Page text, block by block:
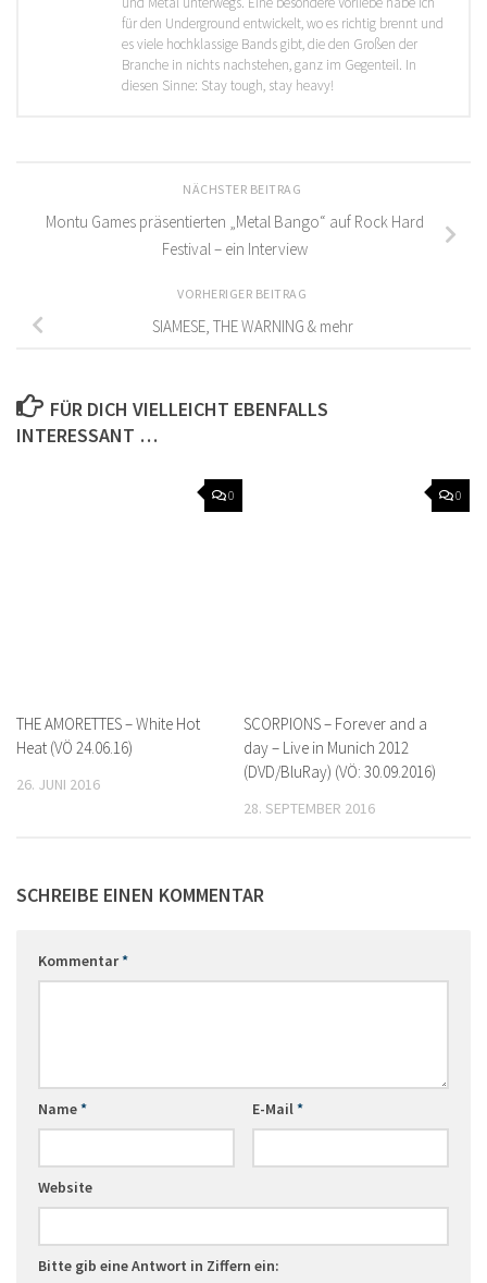
für den Underground entwickelt, wo es richtig brennt und
es viele hochklassige Bands gibt, die den Großen der
Branche in nichts nachstehen, ganz im Gegenteil. In
diesen Sinne: Stay tough, stay heavy!
NÄCHSTER BEITRAG
Montu Games präsentierten „Metal Bango“ auf Rock Hard
Festival – ein Interview
VORHERIGER BEITRAG
SIAMESE, THE WARNING & mehr
FÜR DICH VIELLEICHT EBENFALLS
INTERESSANT …
0
THE AMORETTES – White Hot
Heat (VÖ 24.06.16)
26. JUNI 2016
0
SCORPIONS – Forever and a
day – Live in Munich 2012
(DVD/BluRay) (VÖ: 30.09.2016)
28. SEPTEMBER 2016
SCHREIBE EINEN KOMMENTAR
Kommentar*
Name* E-Mail*
Website
Bitte gib eine Antwort in Ziffern ein: